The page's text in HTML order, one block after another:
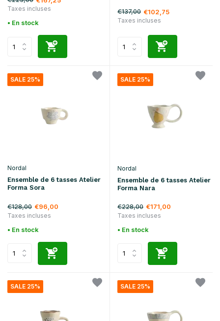
Taxes incluses
• En stock
€137,00 €102,75
Taxes incluses
SALE 25%
Nordal
Ensemble de 6 tasses Atelier
Forma Sora
€128,00 €96,00
Taxes incluses
• En stock
SALE 25%
Nordal
Ensemble de 6 tasses Atelier
Forma Nara
€228,00 €171,00
Taxes incluses
• En stock
SALE 25% SALE 25%